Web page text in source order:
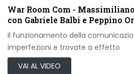
War Room Com -
con Gabriele Balbi e Peppino
Il funzionamento della
imperfezioni e trovate a effetto
VAI AL VIDEO